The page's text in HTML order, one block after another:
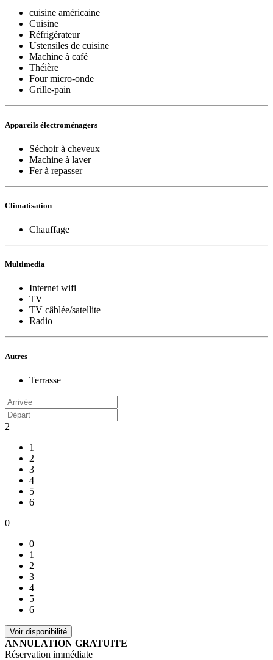
cuisine américaine
Cuisine
Réfrigérateur
Ustensiles de cuisine
Machine à café
Théière
Four micro-onde
Grille-pain
Appareils électroménagers
Séchoir à cheveux
Machine à laver
Fer à repasser
Climatisation
Chauffage
Multimedia
Internet wifi
TV
TV câblée/satellite
Radio
Autres
Terrasse
2
1
2
3
4
5
6
0
0
1
2
3
4
5
6
ANNULATION GRATUITE
Réservation immédiate